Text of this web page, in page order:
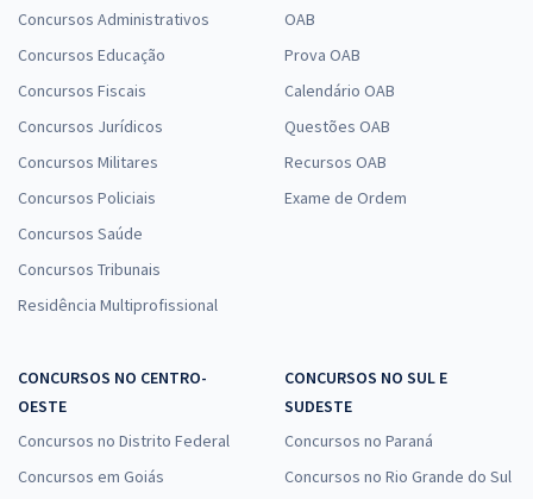
Concursos Administrativos
Concursos Educação
Concursos Fiscais
Concursos Jurídicos
Concursos Militares
Concursos Policiais
Concursos Saúde
Concursos Tribunais
Residência Multiprofissional
OAB
Prova OAB
Calendário OAB
Questões OAB
Recursos OAB
Exame de Ordem
CONCURSOS NO CENTRO-
OESTE
Concursos no Distrito Federal
Concursos em Goiás
CONCURSOS NO SUL E
SUDESTE
Concursos no Paraná
Concursos no Rio Grande do Sul